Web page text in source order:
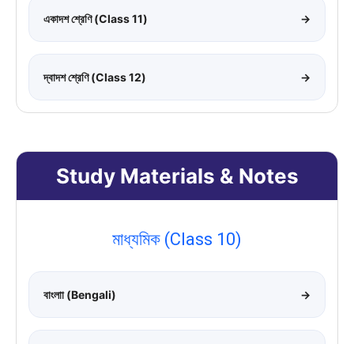
একাদশ শ্রেণি (Class 11) →
দ্বাদশ শ্রেণি (Class 12) →
Study Materials & Notes
মাধ্যমিক (Class 10)
বাংলাা (Bengali) →